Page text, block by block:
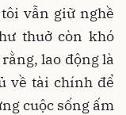
vẫn giữ nghề
thuở còn khó
lao động là
về tài chính để
cuộc sống ấm